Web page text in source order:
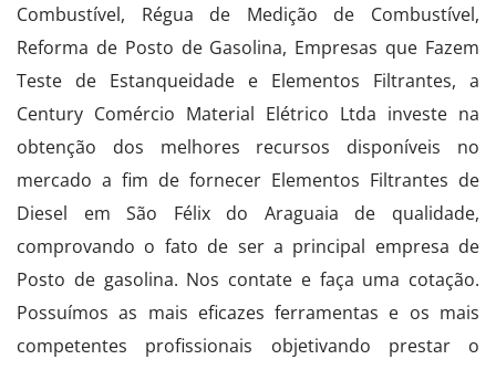
Combustível, Régua de Medição de Combustível,
Reforma de Posto de Gasolina, Empresas que Fazem
Teste de Estanqueidade e Elementos Filtrantes, a
Century Comércio Material Elétrico Ltda investe na
obtenção dos melhores recursos disponíveis no
mercado a fim de fornecer Elementos Filtrantes de
Diesel em São Félix do Araguaia de qualidade,
comprovando o fato de ser a principal empresa de
Posto de gasolina. Nos contate e faça uma cotação.
Possuímos as mais eficazes ferramentas e os mais
competentes profissionais objetivando prestar o